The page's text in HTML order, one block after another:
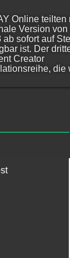
Online teilten
Version von
ab sofort auf
ist. Der
Creator
die